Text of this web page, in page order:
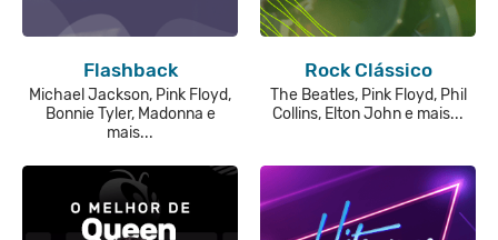
Flashback
Michael Jackson, Pink Floyd,
Bonnie Tyler, Madonna e
mais...
Rock Clássico
The Beatles, Pink Floyd, Phil
Collins, Elton John e mais...